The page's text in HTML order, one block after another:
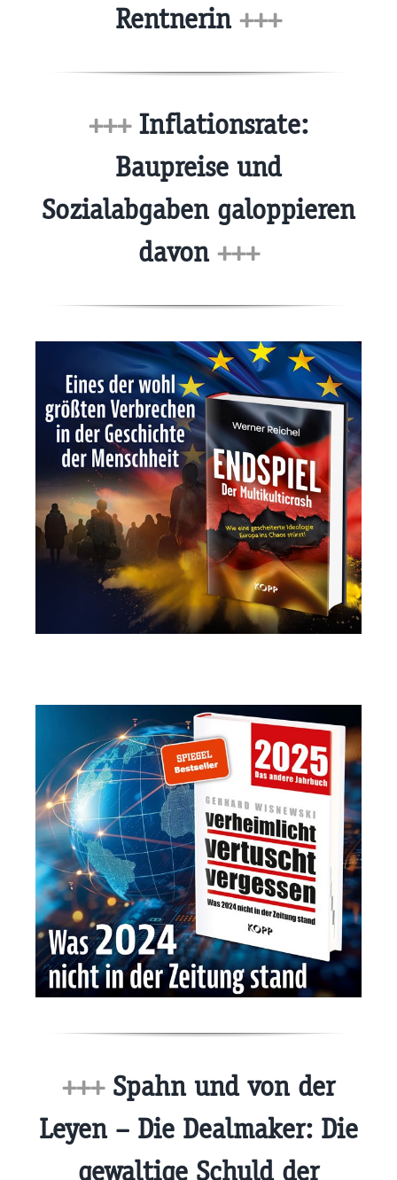
Rentnerin +++
+++Inflationsrate:
Baupreise und
Sozialabgaben galoppieren
davon +++
+++Spahn und von der
Leyen – Die Dealmaker: Die
gewaltige Schuld der